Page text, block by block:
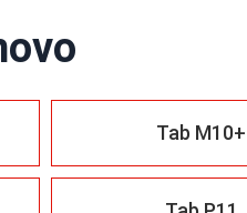
Tab M10+